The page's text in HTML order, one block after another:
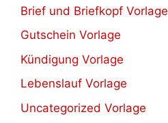
Brief und Briefkopf Vorlage
Gutschein Vorlage
Kündigung Vorlage
Lebenslauf Vorlage
Uncategorized Vorlage